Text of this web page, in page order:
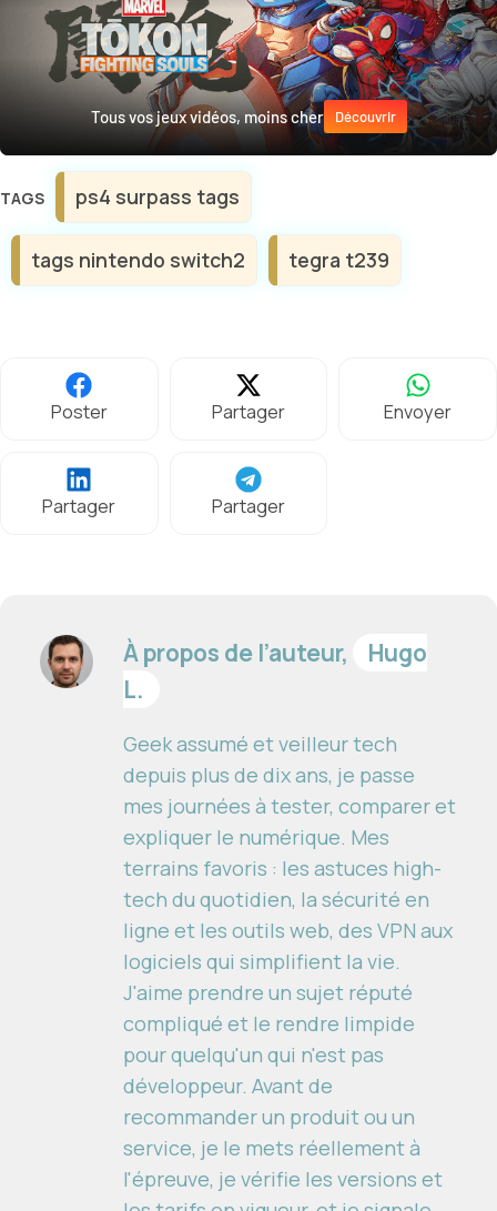
Tous vos jeux vidéos, moins cher Découvrir
Étiquettes
ps4 surpass tags
tags nintendo switch2 tegra t239
Poster Partager Envoyer
Partager Partager
À propos de l’auteur,
Hugo
L.
Geek assumé et veilleur tech
depuis plus de dix ans, je passe
mes journées à tester, comparer et
expliquer le numérique. Mes
terrains favoris : les astuces high-
tech du quotidien, la sécurité en
ligne et les outils web, des VPN aux
logiciels qui simplifient la vie.
J'aime prendre un sujet réputé
compliqué et le rendre limpide
pour quelqu'un qui n'est pas
développeur. Avant de
recommander un produit ou un
service, je le mets réellement à
l'épreuve, je vérifie les versions et